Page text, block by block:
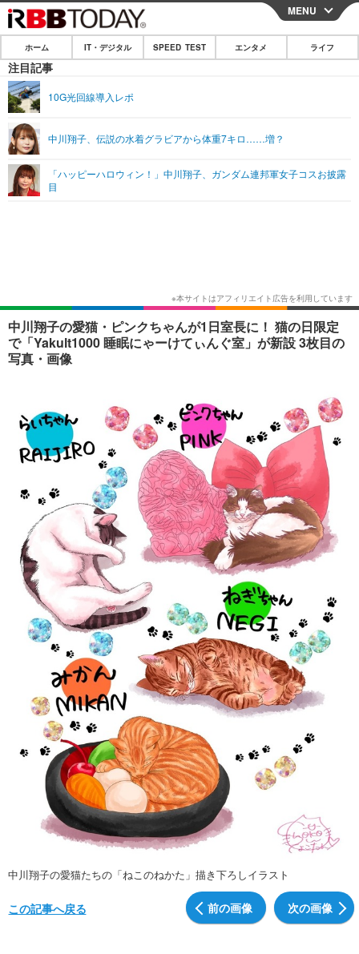
CLOSE
ホーム
IT・デジタル
ショッピング その他
SPEED TEST
エンタメ
ショッピング その他
ライフ
MENU
ホーム IT・デジタル SPEED TEST エンタメ ライフ
注目記事
10G光回線導入レポ
中川翔子、伝説の水着グラビアから体重7キロ……増？
「ハッピーハロウィン！」中川翔子、ガンダム連邦軍女子コスお披露
目
中川翔子の愛猫・ピンクちゃんが1日室長に！ 猫の日限定
で「Yakult1000 睡眠にゃーけてぃんぐ室」が新設 3枚目の
写真・画像
中川翔子の愛猫たちの「ねこのねかた」描き下ろしイラスト
前の画像 次の画像
この記事へ戻る